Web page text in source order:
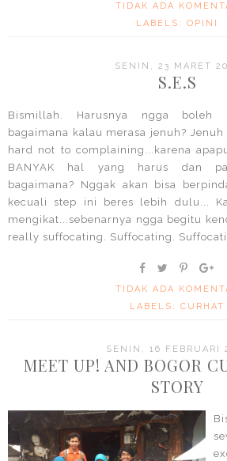
TIDAK ADA
LABELS: OPINI
SENIN, 23 MARET
S.E.S
Bismillah. Harusnya ngga boleh
bagaimana kalau merasa jenuh?
hard not to complaining...karena
BANYAK hal yang harus dan
bagaimana? Nggak akan bisa
kecuali step ini beres lebih dulu...
mengikat...sebenarnya ngga begitu
really suffocating. Suffocating.
TIDAK ADA
LABELS: CURHAT
SENIN, 16 FEBRUARI
MEET UP! AND BOGOR
STORY